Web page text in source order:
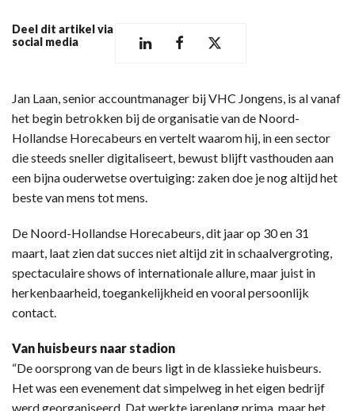
Deel dit artikel via
social media
Jan Laan, senior accountmanager bij VHC Jongens, is al vanaf
het begin betrokken bij de organisatie van de Noord-
Hollandse Horecabeurs en vertelt waarom hij, in een sector
die steeds sneller digitaliseert, bewust blijft vasthouden aan
een bijna ouderwetse overtuiging: zaken doe je nog altijd het
beste van mens tot mens.
De Noord-Hollandse Horecabeurs, dit jaar op 30 en 31
maart, laat zien dat succes niet altijd zit in schaalvergroting,
spectaculaire shows of internationale allure, maar juist in
herkenbaarheid, toegankelijkheid en vooral persoonlijk
contact.
Van huisbeurs naar stadion
“De oorsprong van de beurs ligt in de klassieke huisbeurs.
Het was een evenement dat simpelweg in het eigen bedrijf
werd georganiseerd. Dat werkte jarenlang prima, maar het